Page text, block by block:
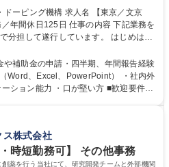
求人名 【東京／文京
仕事の内容 下記業務を
分担して遂行しています。 はじめは担
ゆくゆくはリーダーやマネージャーポ
ます。 【総務・人事グルー
採用活動 ・教育研修の企画、実行 ・勤
定の会議運営（評議員会、理事会） ・
合せ、相談対応 ・その他日常の総務
補助金の申請・四半期、年間報告経験
Word、Excel、PowerPoint） ・社内外
ン能力 ・口が堅い方 ■歓迎要件
ス株式会社
時短勤務可】 その他事務
薬を行う当社にて、研究開発チームと外部機関